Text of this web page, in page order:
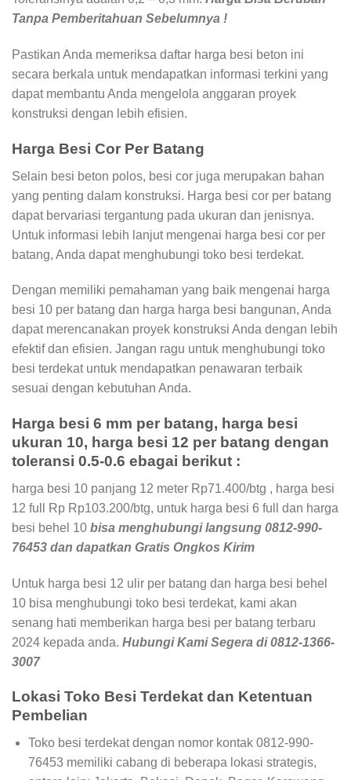
Tanpa Pemberitahuan Sebelumnya !
Pastikan Anda memeriksa daftar harga besi beton ini
secara berkala untuk mendapatkan informasi terkini yang
dapat membantu Anda mengelola anggaran proyek
konstruksi dengan lebih efisien.
Harga Besi Cor Per Batang
Selain besi beton polos, besi cor juga merupakan bahan
yang penting dalam konstruksi. Harga besi cor per batang
dapat bervariasi tergantung pada ukuran dan jenisnya.
Untuk informasi lebih lanjut mengenai harga besi cor per
batang, Anda dapat menghubungi toko besi terdekat.
Dengan memiliki pemahaman yang baik mengenai harga
besi 10 per batang dan harga harga besi bangunan, Anda
dapat merencanakan proyek konstruksi Anda dengan lebih
efektif dan efisien. Jangan ragu untuk menghubungi toko
besi terdekat untuk mendapatkan penawaran terbaik
sesuai dengan kebutuhan Anda.
Harga besi 6 mm per batang, harga besi
ukuran 10, harga besi 12 per batang dengan
toleransi 0.5-0.6 ebagai berikut :
harga besi 10 panjang 12 meter Rp71.400/btg , harga besi
12 full Rp Rp103.200/btg, untuk harga besi 6 full dan harga
besi behel 10 bisa menghubungi langsung 0812-990-
76453 dan dapatkan Gratis Ongkos Kirim
Untuk harga besi 12 ulir per batang dan harga besi behel
10 bisa menghubungi toko besi terdekat, kami akan
senang hati memberikan harga besi per batang terbaru
2024 kepada anda. Hubungi Kami Segera di 0812-1366-
3007
Lokasi Toko Besi Terdekat dan Ketentuan
Pembelian
Toko besi terdekat dengan nomor kontak 0812-990-
76453 memiliki cabang di beberapa lokasi strategis,